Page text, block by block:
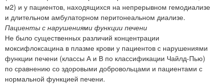
м2) и у пациентов, находящихся на непрерывном гемодиализе
и длительном амбулаторном перитонеальном диализе.
Пациенты с нарушениями функции печени
Не было существенных различий концентрации
моксифлоксацина в плазме крови у пациентов с нарушениями
функции печени (классы А и В по классификации Чайлд-Пью)
по сравнению со здоровыми добровольцами и пациентами с
нормальной функцией печени.